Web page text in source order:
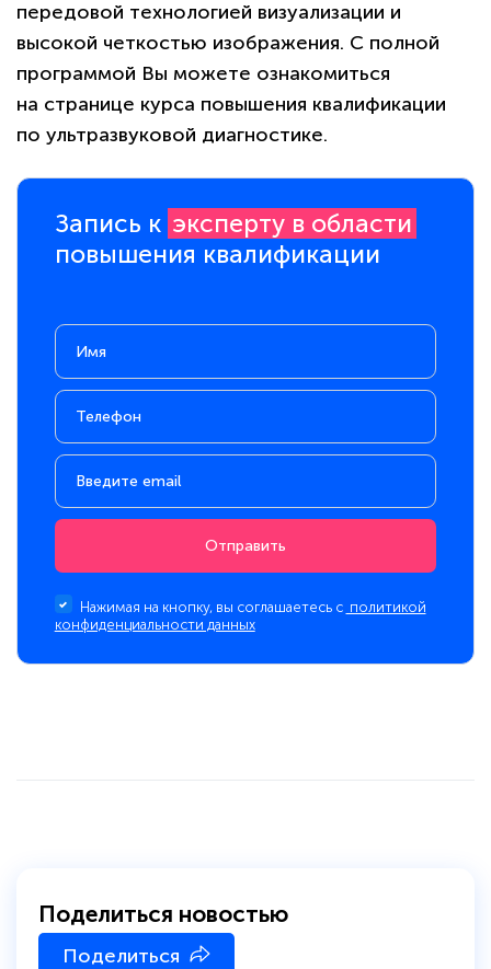
конфиденциальности сайта
передовой технологией визуализации и
высокой четкостью изображения. С полной
программой Вы можете ознакомиться
на странице курса повышения квалификации
по ультразвуковой диагностике.
Запись к эксперту в области
повышения квалификации
Отправить
Нажимая на кнопку, вы соглашаетесь с политикой
конфиденциальности данных
Поделиться новостью
Поделиться